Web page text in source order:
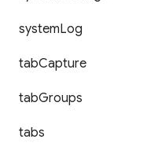
systemLog
tabCapture
tabGroups
tabs